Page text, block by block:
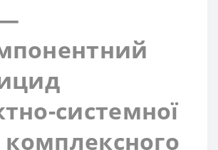
системної
комплексного